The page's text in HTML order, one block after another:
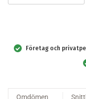
6
mängdFöretag och